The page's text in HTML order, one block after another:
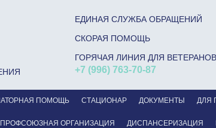
ПОМОЩЬ СТАЦИОНАР ДОКУМЕНТЫ ДЛЯ
ПРОФСОЮЗНАЯ ОРГАНИЗАЦИЯ ДИСПАНСЕРИЗАЦИЯ
ЕДИНАЯ СЛУЖБА ОБРАЩЕНИЙ
СКОРАЯ ПОМОЩЬ
ГОРЯЧАЯ ЛИНИЯ ДЛЯ
+7 (996) 763-70-87